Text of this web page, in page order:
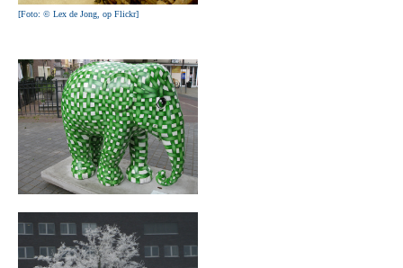
[Foto: © Lex de Jong, op Flickr]